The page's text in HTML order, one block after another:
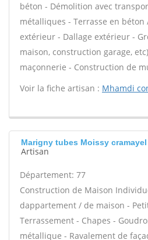
béton - Démolition avec
métalliques - Terrasse en béton
extérieur - Dallage extérieur -
maison, construction garage,
maçonnerie - Construction de
Voir la fiche artisan : Mhamdi
Marigny tubes Moissy cramayel
Artisan
Département: 77
Construction de Maison
dappartement / de maison -
Terrassement - Chapes -
métallique - Ravalement de